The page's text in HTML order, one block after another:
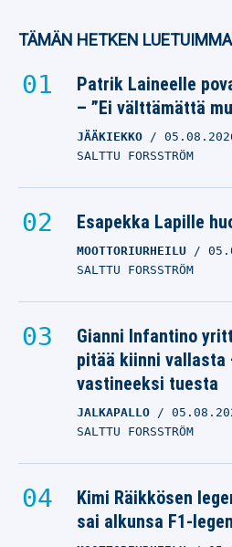
TÄMÄN HETKEN
Patrik Laineelle
– ”Ei välttämättä
JÄÄKIEKKO
SALTTU FORSSTRÖM
Esapekka Lapille
MOOTTORIURHEILU
SALTTU FORSSTRÖM
Gianni Infantino
pitää kiinni
vastineeksi tuesta
JALKAPALLO
SALTTU FORSSTRÖM
Kimi Räikkösen
sai alkunsa F1-